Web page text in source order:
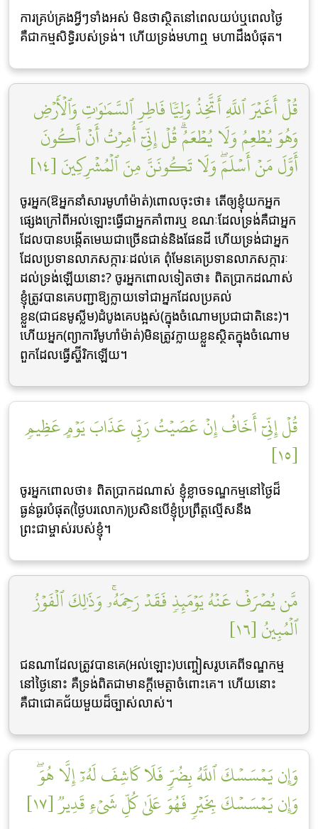
ការគ្រប់គ្រងអ្វីៗទាំងអស់ មិនថាស្ថិតនៅពេលយប់ឬពេលថ្ងៃ
គឺជាកម្មសិទិ្ធរបស់ទ្រង់។ ហើយទ្រង់មហាឮ មហាដឹងបំផុត។
قُلۡ أَغَيۡرَ ٱللَّهِ أَتَّخِذُ وَلِيّٗا فَاطِرِ ٱلسَّمَٰوَٰتِ وَٱلۡأَرۡضِ
وَهُوَ يُطۡعِمُ وَلَا يُطۡعَمُۗ قُلۡ إِنِّيٓ أُمِرۡتُ أَنۡ أَكُونَ
أَوَّلَ مَنۡ أَسۡلَمَۖ وَلَا تَكُونَنَّ مِنَ ٱلۡمُشۡرِكِينَ [١٤]
ចូរអ្នក(ឱអ្នកនាំសារមូហាំម៉ាត់)ពោលចុះថា៖ តើឲ្យខ្ញុំយកអ្នក
ផ្សេងក្រៅពីអល់ឡោះធ្វើជាអ្នកគាំពារឬ ខណៈដែលទ្រង់គឺជាអ្នក
ដែលបានបង្កើតមេឃជាច្រើនជាន់និងផែនដី ហើយទ្រង់ជាអ្នក
ដែលប្រទានលាភសក្ការៈដល់គេ ពុំមែនគេប្រទានលាភសក្ការៈ
ដល់ទ្រង់ឡើយនោះ? ចូរអ្នកពោលទៀតថា៖ ពិតប្រាកដណាស់
ខ្ញុំត្រូវបានគេបញ្ជាឱ្យក្លាយទៅជាអ្នកដែលប្រគល់
ខ្លួន(ជាជនមូស្លីម)ដំបូងគេបង្អស់(ក្នុងចំណោមប្រជាជាតិនេះ)។
ហើយអ្នក(ព្យាការីមូហាំម៉ាត់)មិនត្រូវក្លាយខ្លួនស្ថិតក្នុងចំណោម
ពួកដែលធ្វើស្ហ៊ីរិកឡើយ។
قُلۡ إِنِّيٓ أَخَافُ إِنۡ عَصَيۡتُ رَبِّي عَذَابَ يَوۡمٍ عَظِيمٖ
[١٥]
ចូរអ្នកពោលថា៖ ពិតប្រាកដណាស់ ខ្ញុំខ្លាចទណ្ឌកម្មនៅថ្ងៃដ៏
ធ្ងន់ធ្ងរបំផុត(ថ្ងៃបរលោក)ប្រសិនបើខ្ញុំប្រព្រឹត្តល្មើសនឹង
ព្រះជាម្ចាស់របស់ខ្ញុំ។
مَّن يُصۡرَفۡ عَنۡهُ يَوۡمَئِذٖ فَقَدۡ رَحِمَهُۥۚ وَذَٰلِكَ ٱلۡفَوۡزُ
ٱلۡمُبِينُ [١٦]
ជនណាដែលត្រូវបានគេ(អល់ឡោះ)បញ្ចៀសរូបគេពីទណ្ឌកម្ម
នៅថ្ងៃនោះ គឺទ្រង់ពិតជាមានក្តីមេត្តាចំពោះគេ។ ហើយនោះ
គឺជាជោគជ័យមួយដ៏ច្បាស់លាស់។
وَإِن يَمۡسَسۡكَ ٱللَّهُ بِضُرّٖ فَلَا كَاشِفَ لَهُۥٓ إِلَّا هُوَۖ
وَإِن يَمۡسَسۡكَ بِخَيۡرٖ فَهُوَ عَلَىٰ كُلِّ شَيۡءٖ قَدِيرٞ [١٧]